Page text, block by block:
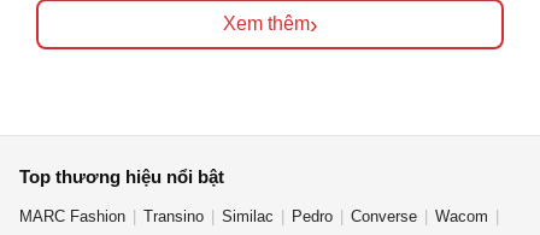
Xem thêm›
Top thương hiệu nổi bật
MARC Fashion Transino Similac Pedro Converse
Wacom